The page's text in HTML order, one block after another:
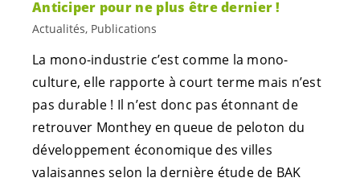
Anticiper pour ne plus être dernier !
Actualités, Publications
La mono-industrie c’est comme la mono-
culture, elle rapporte à court terme mais n’est
pas durable ! Il n’est donc pas étonnant de
retrouver Monthey en queue de peloton du
développement économique des villes
valaisannes selon la dernière étude de BAK